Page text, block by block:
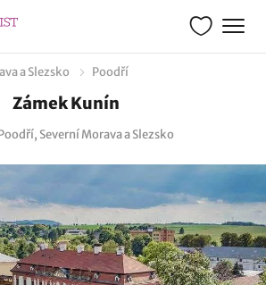
a Slezsko Poodří
Zámek Kunín
Severní Morava a Slezsko